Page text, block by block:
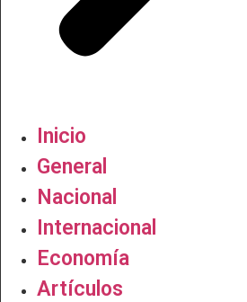
Inicio
General
Nacional
Internacional
Economía
Artículos